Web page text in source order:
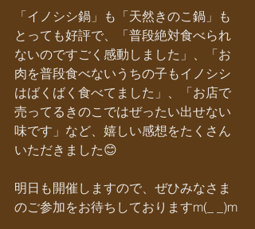
「イノシシ鍋」も「天然きのこ鍋」も
とっても好評で、「普段絶対食べられ
ないのですごく感動しました」、「お
肉を普段食べないうちの子もイノシシ
はばくばく食べてました」、「お店で
売ってるきのこではぜったい出せない
味です」など、嬉しい感想をたくさん
いただきました😊
明日も開催しますので、ぜひみなさま
のご参加をお待ちしておりますm(_ _)m